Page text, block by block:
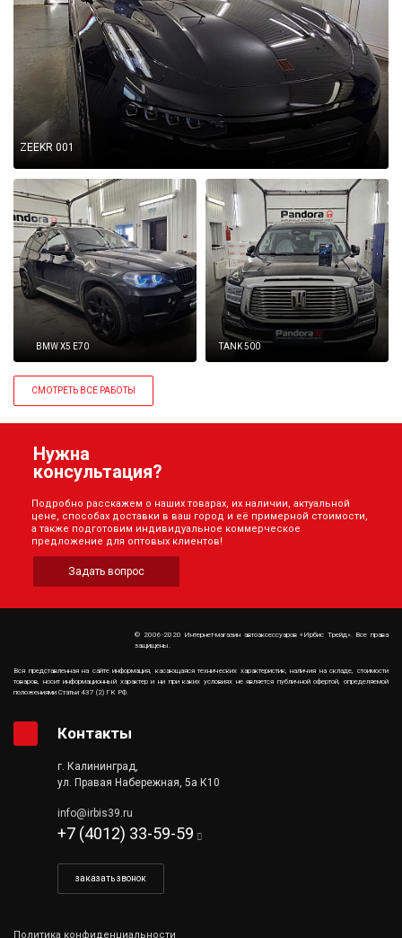
ZEEKR 001
BMW X5 E70 TANK 500
СМОТРЕТЬ ВСЕ РАБОТЫ
Нужна
консультация?
Подробно расскажем о наших товарах, их наличии, актуальной
цене, способах доставки в ваш город и её примерной стоимости,
а также подготовим индивидуальное коммерческое
предложение для оптовых клиентов!
Задать вопрос
© 2006-2020 Интернет-магазин автоаксессуаров «Ирбис Трейд». Все права
защищены.
Вся представленная на сайте информация, касающаяся технических характеристик, наличия на складе, стоимости
товаров, носит информационный характер и ни при каких условиях не является публичной офертой, определяемой
положениями Статьи 437 (2) ГК РФ.
Контакты
г. Калининград,
ул. Правая Набережная, 5а К10
info@irbis39.ru
+7 (4012) 33-59-59
заказать звонок
Политика конфиденциальности